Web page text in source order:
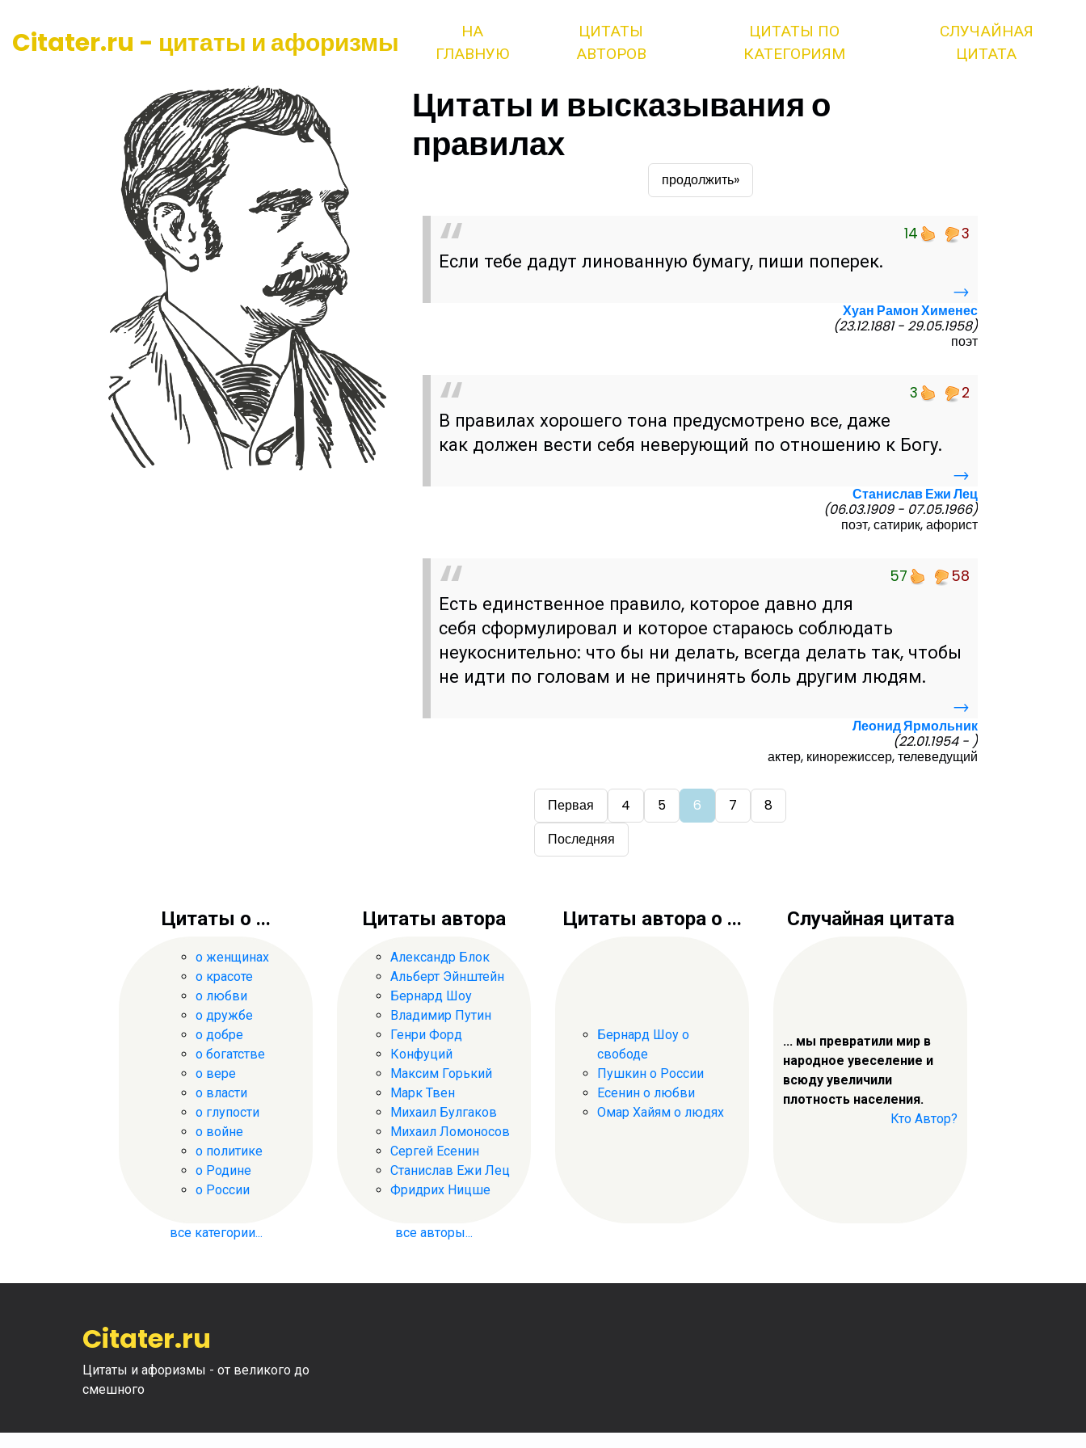
Citater.ru - цитаты и афоризмы
НА
ГЛАВНУЮ
ЦИТАТЫ
АВТОРОВ
ЦИТАТЫ ПО
КАТЕГОРИЯМ
СЛУЧАЙНАЯ
ЦИТАТА
Цитаты и высказывания о
правилах
продолжить»
14 3
Если тебе дадут линованную бумагу, пиши поперек.
→
Хуан Рамон Хименес
(23.12.1881 - 29.05.1958)
поэт
3 2
В правилах хорошего тона предусмотрено все, даже
как должен вести себя неверующий по отношению к Богу.
→
Станислав Ежи Лец
(06.03.1909 - 07.05.1966)
поэт, сатирик, афорист
57 58
Есть единственное правило, которое давно для
себя сформулировал и которое стараюсь соблюдать
неукоснительно: что бы ни делать, всегда делать так, чтобы
не идти по головам и не причинять боль другим людям.
→
Леонид Ярмольник
(22.01.1954 - )
актер, кинорежиссер, телеведущий
Первая 4 5 6 7
8
Последняя
Цитаты о ...
о женщинах
о красоте
о любви
о дружбе
о добре
о богатстве
о вере
о власти
о глупости
о войне
о политике
о Родине
о России
все категории...
Цитаты автора
Александр Блок
Альберт Эйнштейн
Бернард Шоу
Владимир Путин
Генри Форд
Конфуций
Максим Горький
Марк Твен
Михаил Булгаков
Михаил Ломоносов
Сергей Есенин
Станислав Ежи Лец
Фридрих Ницше
все авторы...
Цитаты автора о ...
Бернард Шоу о
свободе
Пушкин о России
Есенин о любви
Омар Хайям о людях
Случайная цитата
... мы превратили мир в
народное увеселение и
всюду увеличили
плотность населения.
Кто Автор?
Citater.ru
Цитаты и афоризмы - от великого до
смешного